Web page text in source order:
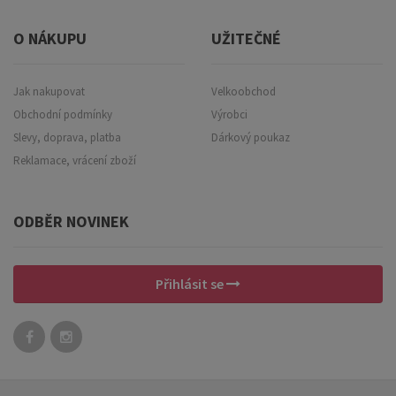
O NÁKUPU
Jak nakupovat
Obchodní podmínky
Slevy, doprava, platba
Reklamace, vrácení zboží
UŽITEČNÉ
Velkoobchod
Výrobci
Dárkový poukaz
ODBĚR NOVINEK
Přihlásit se